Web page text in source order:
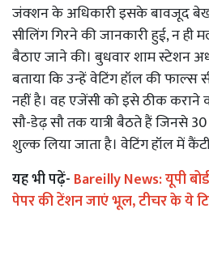
जंक्शन के अधिकारी इसके बावजूद
सीलिंग गिरने की जानकारी हुई, न ही
बैठाए जाने की। बुधवार शाम स्टेशन
बताया कि उन्हें वेटिंग हॉल की फाल्स
नहीं है। वह एजेंसी को इसे ठीक कराने
सौ-डेढ़ सौ तक यात्री बैठते हैं जिनसे
शुल्क लिया जाता है। वेटिंग हॉल में
यह भी पढ़ें- Bareilly News: यूपी
पेपर की टेंशन जाएं भूल, टीचर के ये